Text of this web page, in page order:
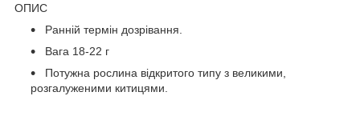
ОПИС
Ранній термін дозрівання.
Вага 18-22 г
Потужна рослина відкритого типу з великими,
розгалуженими китицями.